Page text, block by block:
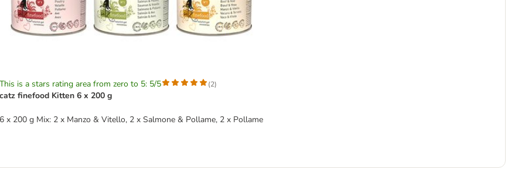
This is a stars rating area from zero to 5: 5/5 (2)
catz finefood Kitten 6 x 200 g
6 x 200 g Mix: 2 x Manzo & Vitello, 2 x Salmone & Pollame, 2 x Pollame